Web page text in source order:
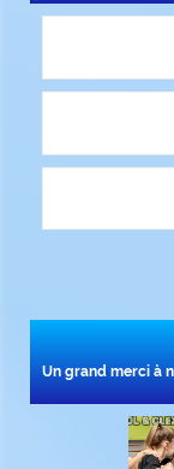
Un grand merci à